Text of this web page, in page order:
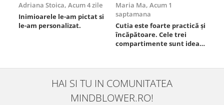
Adriana Stoica, Acum 4 zile
Inimioarele le-am pictat si
le-am personalizat.
Maria Ma, Acum 1
saptamana
Cutia este foarte practică și
încăpătoare. Cele trei
compartimente sunt ideale
este sigură, fără scurgeri. O
folosesc aproape zilnic la
serviciu și sunt foarte
mulțumită.
HAI SI TU IN COMUNITATEA
MINDBLOWER.RO!